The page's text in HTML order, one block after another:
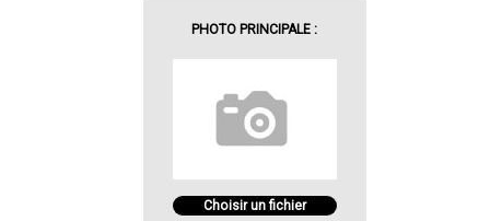
PHOTO PRINCIPALE :
Choisir un fichier